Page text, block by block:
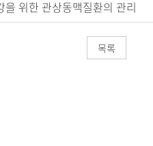
위한 관상동맥질환의 관리
목록